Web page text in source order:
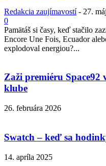
Redakcia zaujímavostí - 27.
0
Pamätáš si časy, keď stačilo
Encore Une Fois, Ecuador
explodoval energiou?...
Zaži premiéru Space92
klube
26. februára 2026
Swatch – keď sa
14. apríla 2025